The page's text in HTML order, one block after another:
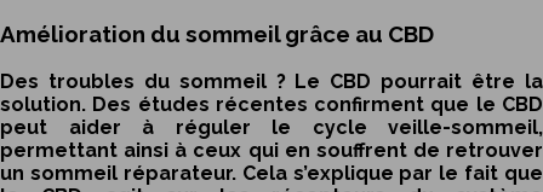
Amélioration du sommeil grâce au CBD
Des troubles du sommeil ? Le CBD pourrait être la
solution. Des études récentes confirment que le CBD
peut aider à réguler le cycle veille-sommeil,
permettant ainsi à ceux qui en souffrent de retrouver
un sommeil réparateur. Cela s’explique par le fait que